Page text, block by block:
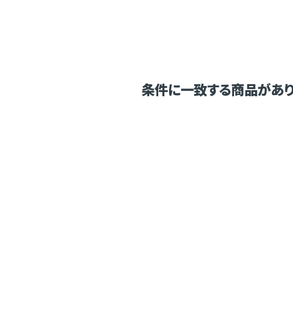
条件に一致する商品があ